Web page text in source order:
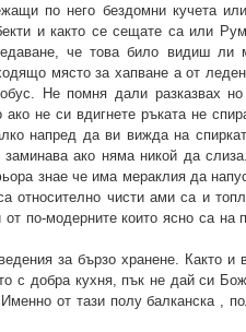
по него бездомни кучета
и както се сещате са или
че това било видиш
място за хапване а от
Не помня дали разказвах
ако не си вдигнете ръката не
напред да ви вижда на
ако няма никой да
знае че има мераклия да
относително чисти ами са и
по-модерните които ясно са на
за бързо хранене. Както
с добра кухня, пък не дай си
от тази полу балканска ,